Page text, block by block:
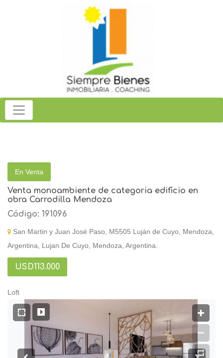
En Venta
Venta monoambiente de categoria edificio en
obra Carrodilla Mendoza
Código: 191096
San Martin y Juan José Paso, M5505 Luján de Cuyo, Mendoza,
Argentina, Lujan De Cuyo, Mendoza, Argentina.
USD113.000
Loft